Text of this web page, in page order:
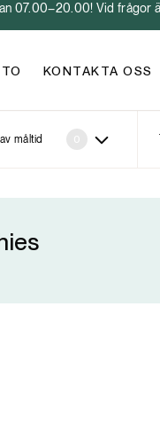
07.00–20.00! Vid frågor
KONTAKTA OSS
av måltid 0